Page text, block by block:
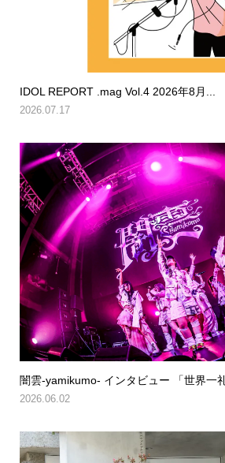
IDOL REPORT .mag Vol.4 2026年8月...
2026.07.17
闇雲-yamikumo- インタビュー 「世界一
2026.06.02